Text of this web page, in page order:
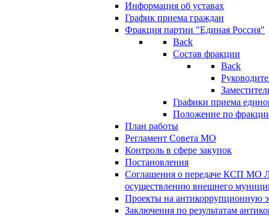
Информация об уставах
График приема граждан
Фракция партии "Единая Россия"
Back
Состав фракции
Back
Графики приема
Положение по
План работы
Регламент Совета МО
Контроль в сфере закупок
Постановления
Соглашения о передаче КСП МО
осуществлению внешнего
Проекты на антикоррупционную
Заключения по результатам